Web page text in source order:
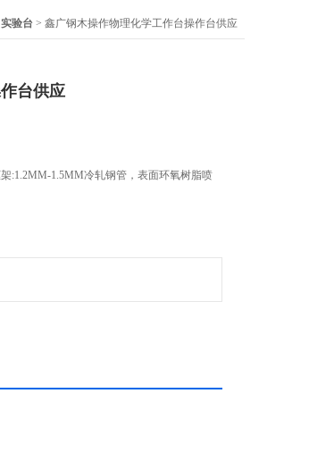
实验台 > 鑫广钢木操作物理化学工作台操作台供应
台供应
:1.2MM-1.5MM冷轧钢管，表面环氧树脂喷